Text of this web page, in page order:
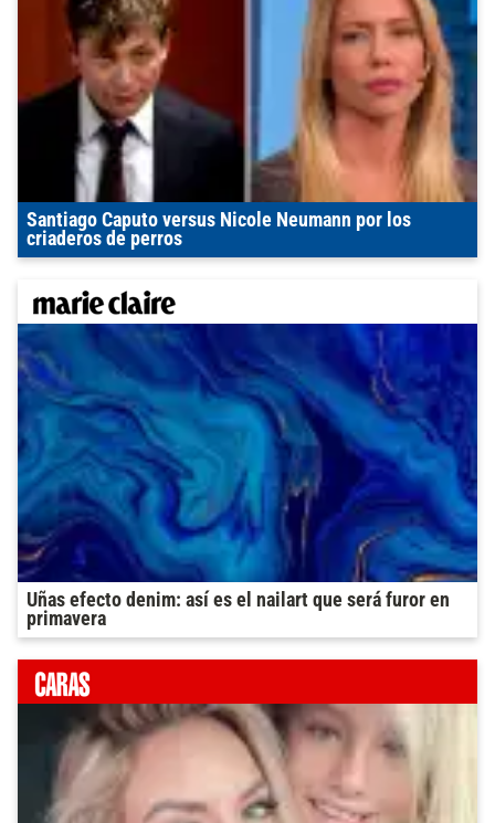
Santiago Caputo versus Nicole Neumann por los
criaderos de perros
Uñas efecto denim: así es el nailart que será furor en
primavera